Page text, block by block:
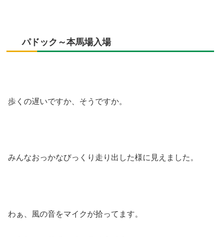
パドック～本馬場入場
歩くの遅いですか、そうですか。
みんなおっかなびっくり走り出した様に見えました。
わぁ、風の音をマイクが拾ってます。